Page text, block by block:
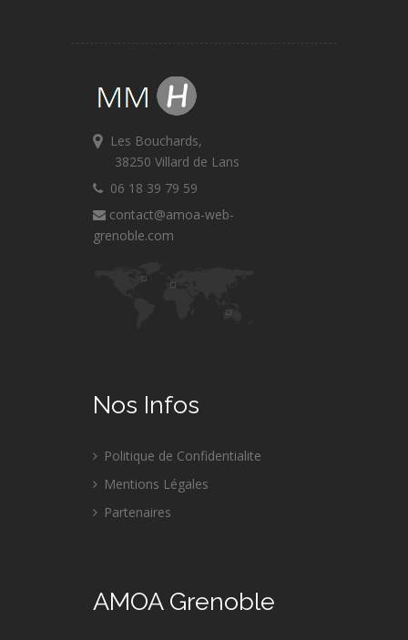
Les Bouchards,
38250 Villard de Lans
06 18 39 79 59
contact@amoa-web-
grenoble.com
Nos Infos
Politique de Confidentialite
Mentions Légales
Partenaires
AMOA Grenoble